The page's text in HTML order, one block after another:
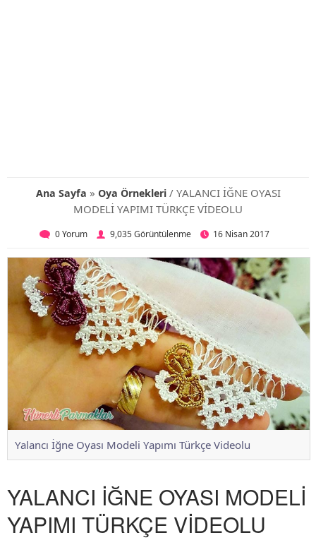
Ana Sayfa » Oya Örnekleri/ YALANCI İĞNE OYASI
MODELİ YAPIMI TÜRKÇE VİDEOLU
0 Yorum 9,035 Görüntülenme 16 Nisan 2017
Yalancı İğne Oyası Modeli Yapımı Türkçe Videolu
YALANCI İĞNE OYASI MODELİ
YAPIMI TÜRKÇE VİDEOLU